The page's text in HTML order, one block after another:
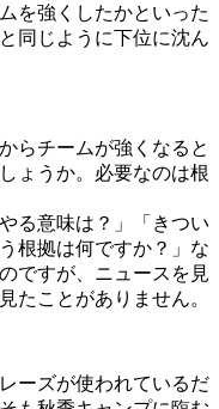
を強くしたかといった
同じように下位に沈ん
らチームが強くなると
ょうか。必要なのは根
る意味は？」「きつい
根拠は何ですか？」な
ですが、ニュースを見
たことがありません。
ーズが使われているだ